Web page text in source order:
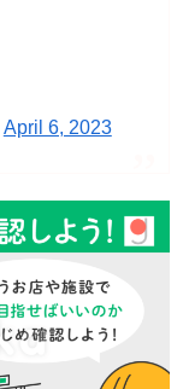
April 6, 2023